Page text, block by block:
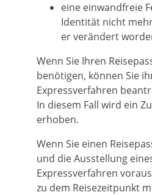
eine einwandfreie
Identität nicht
er verändert
Wenn Sie Ihren
benötigen, können Sie
Expressverfahren
In diesem Fall wird ein
erhoben.
Wenn Sie einen
und die Ausstellung
Expressverfahren
zu dem Reisezeitpunkt